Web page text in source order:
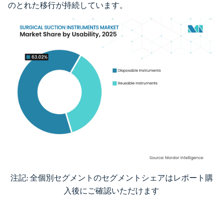
のとれた移行が持続しています。
画像 © Mordor Intelligence。再利用にはCC BY 4.0の表示が必要です。
注記: 全個別セグメントのセグメントシェアはレポート購
入後にご確認いただけます